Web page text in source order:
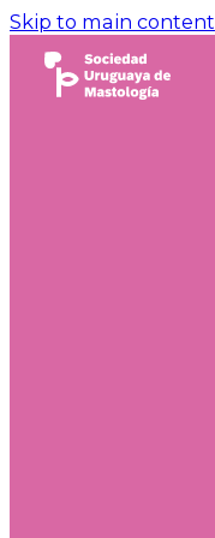
Skip to main content